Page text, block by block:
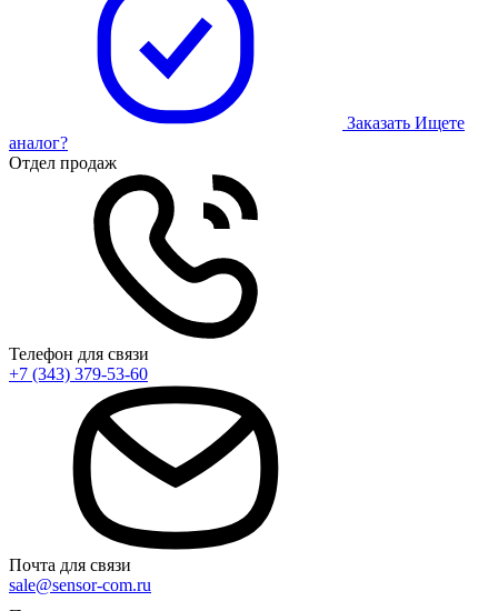
Заказать Ищете
аналог?
Отдел продаж
Телефон для связи
+7 (343) 379-53-60
Почта для связи
sale@sensor-com.ru